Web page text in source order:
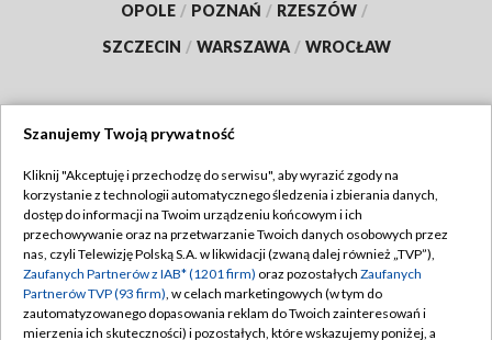
OPOLE / POZNAŃ / RZESZÓW /
SZCZECIN / WARSZAWA / WROCŁAW
TVP
Abonament TVP
Emisja w TVP
Centrum informacji TVP
Regulamin TVP
Polityka prywatności
Moje zgody
Szanujemy Twoją prywatność
Kliknij "Akceptuję i przechodzę do serwisu", aby wyrazić zgody na
korzystanie z technologii automatycznego śledzenia i zbierania danych,
dostęp do informacji na Twoim urządzeniu końcowym i ich
przechowywanie oraz na przetwarzanie Twoich danych osobowych przez
nas, czyli Telewizję Polską S.A. w likwidacji (zwaną dalej również „TVP”),
Zaufanych Partnerów z IAB* (1201 firm) oraz pozostałych Zaufanych
Partnerów TVP (93 firm), w celach marketingowych (w tym do
zautomatyzowanego dopasowania reklam do Twoich zainteresowań i
mierzenia ich skuteczności) i pozostałych, które wskazujemy poniżej, a